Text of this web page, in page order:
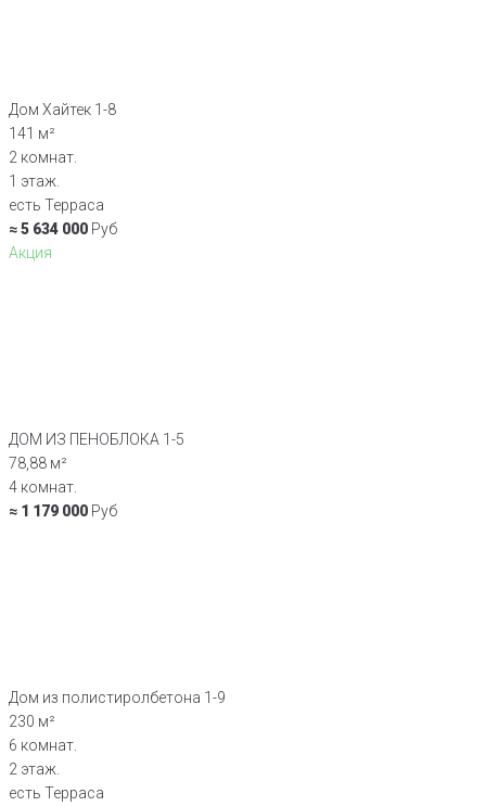
Дом Хайтек 1-8
141 м²
2 комнат.
1 этаж.
есть Терраса
≈ 5 634 000 Руб
Акция
ДОМ ИЗ ПЕНОБЛОКА 1-5
78,88 м²
4 комнат.
≈ 1 179 000 Руб
Дом из полистиролбетона 1-9
230 м²
6 комнат.
2 этаж.
есть Терраса